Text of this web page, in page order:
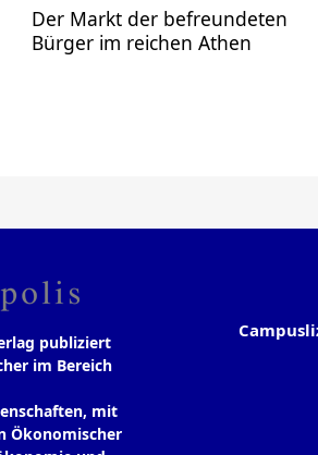
Der Markt der befreundeten
Bürger im reichen Athen
publiziert
im Bereich
mit
Ökonomischer